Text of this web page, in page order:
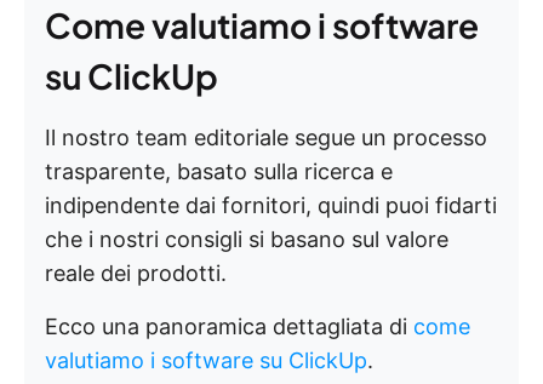
Come valutiamo i software
su ClickUp
Il nostro team editoriale segue un processo
trasparente, basato sulla ricerca e
indipendente dai fornitori, quindi puoi fidarti
che i nostri consigli si basano sul valore
reale dei prodotti.
Ecco una panoramica dettagliata di come
valutiamo i software su ClickUp.